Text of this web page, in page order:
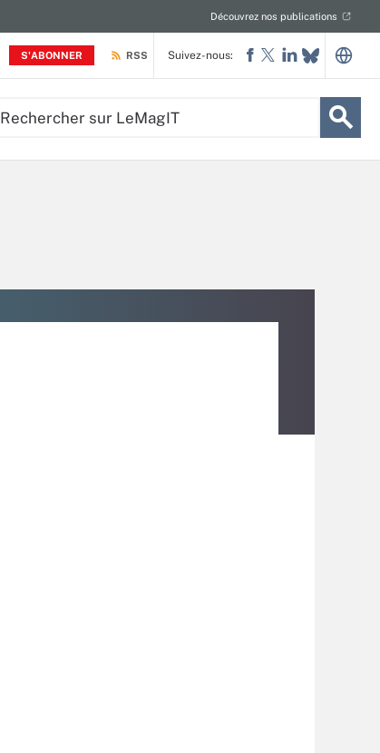
S'ABONNER
Découvrez nos publications
RSS Suivez-nous: